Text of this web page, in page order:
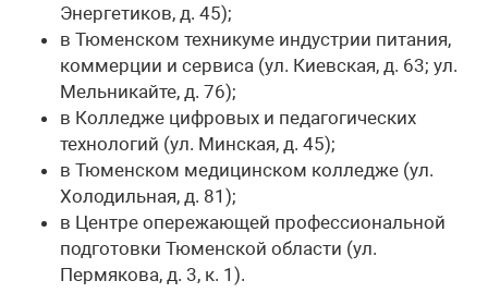
Энергетиков, д. 45);
в Тюменском техникуме индустрии питания,
коммерции и сервиса (ул. Киевская, д. 63; ул.
Мельникайте, д. 76);
в Колледже цифровых и педагогических
технологий (ул. Минская, д. 45);
в Тюменском медицинском колледже (ул.
Холодильная, д. 81);
в Центре опережающей профессиональной
подготовки Тюменской области (ул.
Пермякова, д. 3, к. 1).